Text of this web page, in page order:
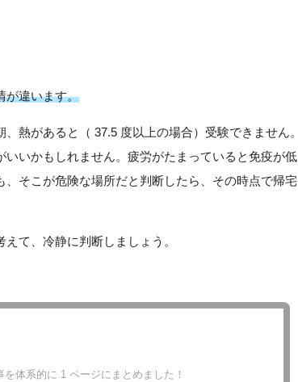
が違います。
熱があると（ 37.5 度以上の場合）受験できません。
いかもしれません。疲労がたまっていると免疫が低
そこが危険な場所だと判断したら、その時点で帰宅
て、冷静に判断しましょう。
体系的に 1 ページにまとめました！